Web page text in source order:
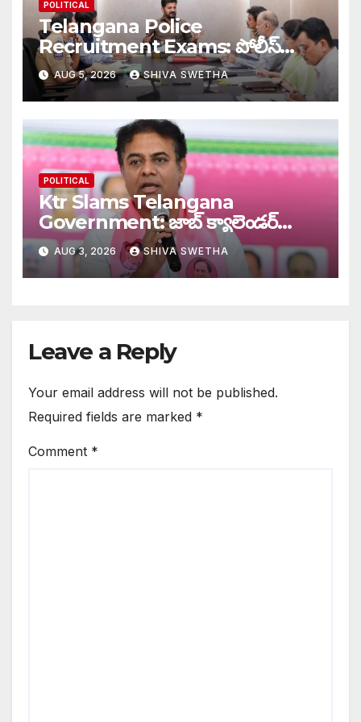
POLITICAL
Telangana Police
Recruitment Exams: పోలీస్
ఉద్యోగ పరీక్షలపై ప్రత్యేక నిఘా…
AUG 5, 2026 SHIVA SWETHA
POLITICAL
Ktr Slams Telangana
Government: జాబ్ క్యాలెండర్‌
ఎక్కడంటూ ప్రభుత్వంపై ఫైర్…
AUG 3, 2026 SHIVA SWETHA
Leave a Reply
Your email address will not be published.
Required fields are marked *
Comment *